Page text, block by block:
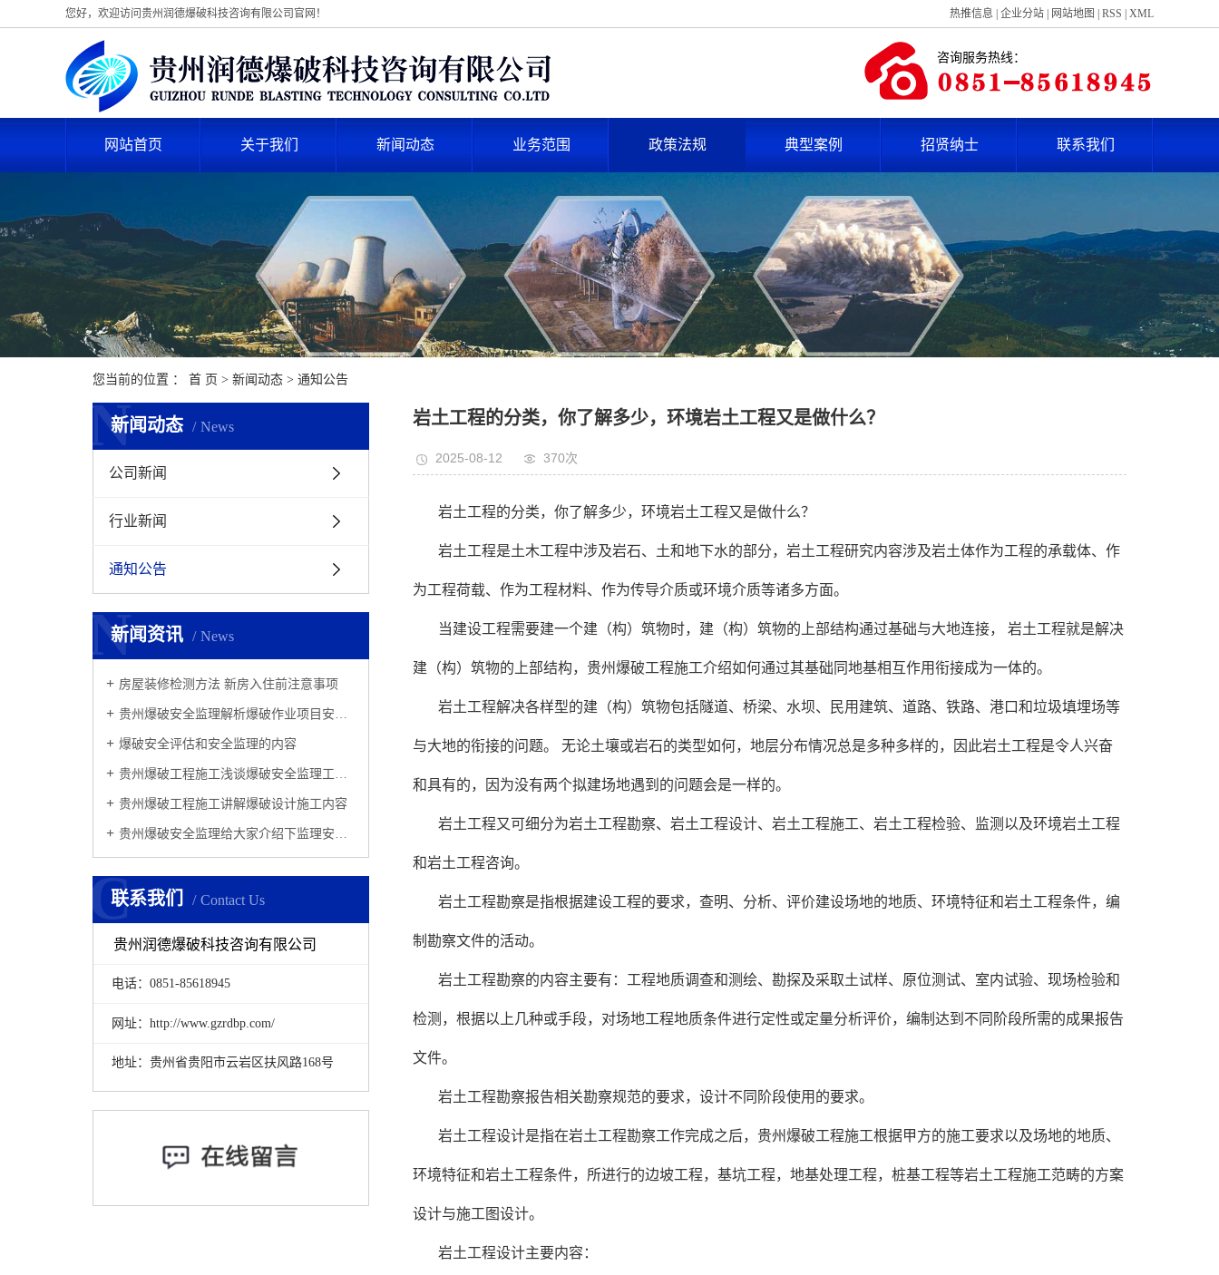
您好，欢迎访问贵州润德爆破科技咨询有限公司官网！ 热推信息 企业分站 网站地图 RSS XML
咨询服务热线：
网站首页 关于我们 新闻动态 业务范围 政策法规 典型案例 招贤纳士 联系我们
您当前的位置 ： 首 页 > 新闻动态 > 通知公告
新闻动态 News
N
公司新闻
行业新闻
通知公告
新闻资讯 News
N
​房屋装修检测方法 新房入住前注意事项
贵州爆破安全监理解析爆破作业项目安全监理
爆破安全评估和安全监理的内容
贵州爆破工程施工浅谈爆破安全监理工作思路
贵州爆破工程施工讲解爆破设计施工内容
贵州爆破安全监理给大家介绍下监理安全管理工作中有哪些注意事项？
联系我们 Contact Us
C
贵州润德爆破科技咨询有限公司
电话：0851-85618945
网址：http://www.gzrdbp.com/
地址：贵州省贵阳市云岩区扶风路168号
岩土工程的分类，你了解多少，环境岩土工程又是做什么？
2025-08-12 370次
岩土工程的分类，你了解多少，环境岩土工程又是做什么？
岩土工程是土木工程中涉及岩石、土和地下水的部分，岩土工程研究内容涉及岩土体作为工程的承载体、作
为工程荷载、作为工程材料、作为传导介质或环境介质等诸多方面。
当建设工程需要建一个建（构）筑物时，建（构）筑物的上部结构通过基础与大地连接， 岩土工程就是解决
建（构）筑物的上部结构，贵州爆破工程施工介绍如何通过其基础同地基相互作用衔接成为一体的。
岩土工程解决各样型的建（构）筑物包括隧道、桥梁、水坝、民用建筑、道路、铁路、港口和垃圾填埋场等
与大地的衔接的问题。 无论土壤或岩石的类型如何，地层分布情况总是多种多样的，因此岩土工程是令人兴奋
和具有的，因为没有两个拟建场地遇到的问题会是一样的。
岩土工程又可细分为岩土工程勘察、岩土工程设计、岩土工程施工、岩土工程检验、监测以及环境岩土工程
和岩土工程咨询。
岩土工程勘察是指根据建设工程的要求，查明、分析、评价建设场地的地质、环境特征和岩土工程条件，编
制勘察文件的活动。
岩土工程勘察的内容主要有：工程地质调查和测绘、勘探及采取土试样、原位测试、室内试验、现场检验和
检测，根据以上几种或手段，对场地工程地质条件进行定性或定量分析评价，编制达到不同阶段所需的成果报告
文件。
岩土工程勘察报告相关勘察规范的要求，设计不同阶段使用的要求。
岩土工程设计是指在岩土工程勘察工作完成之后，贵州爆破工程施工根据甲方的施工要求以及场地的地质、
环境特征和岩土工程条件，所进行的边坡工程，基坑工程，地基处理工程，桩基工程等岩土工程施工范畴的方案
设计与施工图设计。
岩土工程设计主要内容：